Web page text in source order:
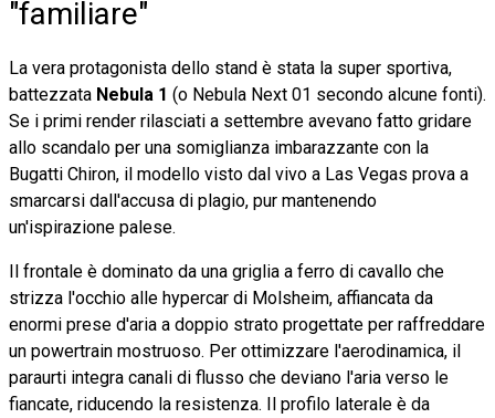
"familiare"
La vera protagonista dello stand è stata la super sportiva,
battezzata Nebula 1 (o Nebula Next 01 secondo alcune fonti).
Se i primi render rilasciati a settembre avevano fatto gridare
allo scandalo per una somiglianza imbarazzante con la
Bugatti Chiron, il modello visto dal vivo a Las Vegas prova a
smarcarsi dall'accusa di plagio, pur mantenendo
un'ispirazione palese.
Il frontale è dominato da una griglia a ferro di cavallo che
strizza l'occhio alle hypercar di Molsheim, affiancata da
enormi prese d'aria a doppio strato progettate per raffreddare
un powertrain mostruoso. Per ottimizzare l'aerodinamica, il
paraurti integra canali di flusso che deviano l'aria verso le
fiancate, riducendo la resistenza. Il profilo laterale è da